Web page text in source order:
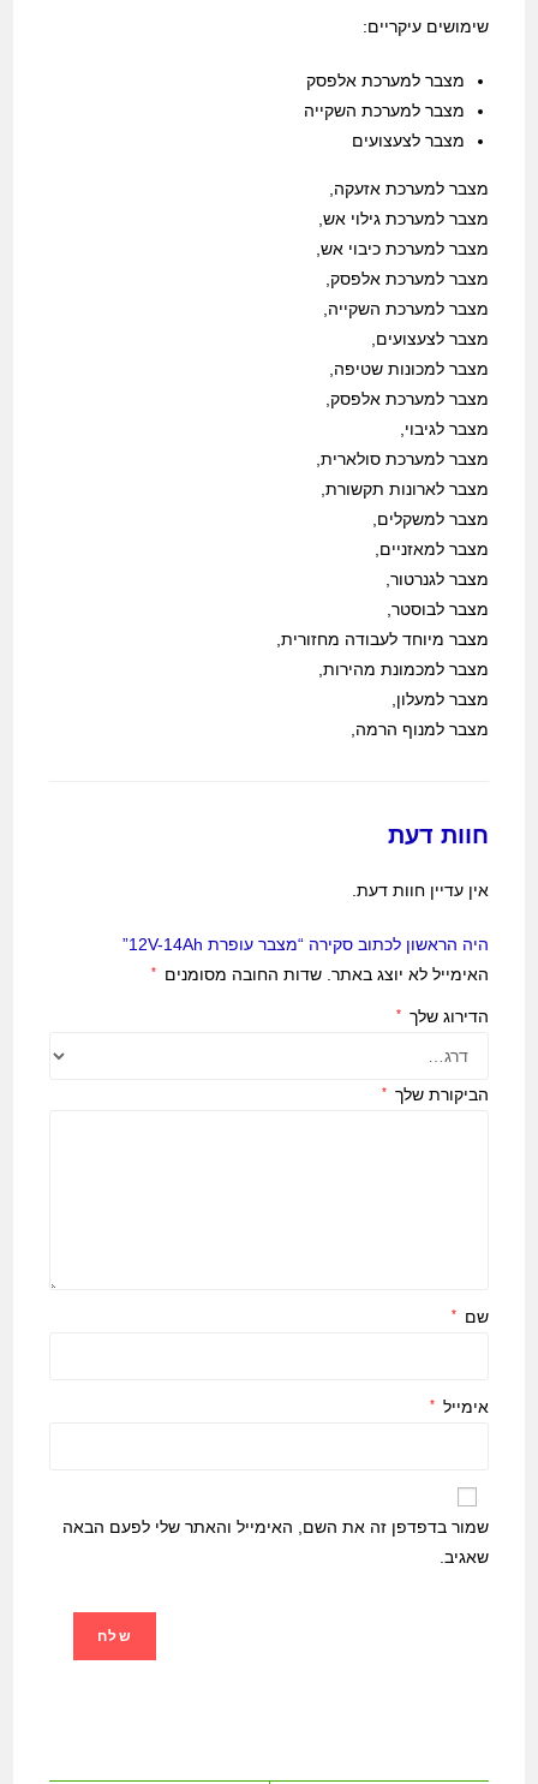
שימושים עיקריים:
מצבר למערכת אלפסק
מצבר למערכת השקייה
מצבר לצעצועים
מצבר למערכת אזעקה,
מצבר למערכת גילוי אש,
מצבר למערכת כיבוי אש,
מצבר למערכת אלפסק,
מצבר למערכת השקייה,
מצבר לצעצועים,
מצבר למכונות שטיפה,
מצבר למערכת אלפסק,
מצבר לגיבוי,
מצבר למערכת סולארית,
מצבר לארונות תקשורת,
מצבר למשקלים,
מצבר למאזניים,
מצבר לגנרטור,
מצבר לבוסטר,
מצבר מיוחד לעבודה מחזורית,
מצבר למכמונת מהירות,
מצבר למעלון,
מצבר למנוף הרמה,
חוות דעת
אין עדיין חוות דעת.
היה הראשון לכתוב סקירה “מצבר עופרת 12V-14Ah”
האימייל לא יוצג באתר. שדות החובה מסומנים *
הדירוג שלך *
הביקורת שלך *
שם *
אימייל *
שמור בדפדפן זה את השם, האימייל והאתר שלי לפעם הבאה
שאגיב.